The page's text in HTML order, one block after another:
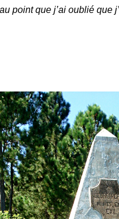
point que j’ai oublié que